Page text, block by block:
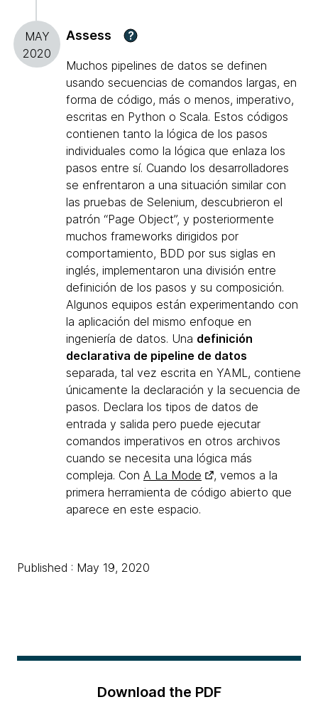
MAY
2020
Assess ?
Muchos pipelines de datos se definen
usando secuencias de comandos largas, en
forma de código, más o menos, imperativo,
escritas en Python o Scala. Estos códigos
contienen tanto la lógica de los pasos
individuales como la lógica que enlaza los
pasos entre sí. Cuando los desarrolladores
se enfrentaron a una situación similar con
las pruebas de Selenium, descubrieron el
patrón “Page Object”, y posteriormente
muchos frameworks dirigidos por
comportamiento, BDD por sus siglas en
inglés, implementaron una división entre
definición de los pasos y su composición.
Algunos equipos están experimentando con
la aplicación del mismo enfoque en
ingeniería de datos. Una definición
declarativa de pipeline de datos
separada, tal vez escrita en YAML, contiene
únicamente la declaración y la secuencia de
pasos. Declara los tipos de datos de
entrada y salida pero puede ejecutar
comandos imperativos en otros archivos
cuando se necesita una lógica más
compleja. Con A La Mode
, vemos a la
primera herramienta de código abierto que
aparece en este espacio.
Published : May 19, 2020
Download the PDF